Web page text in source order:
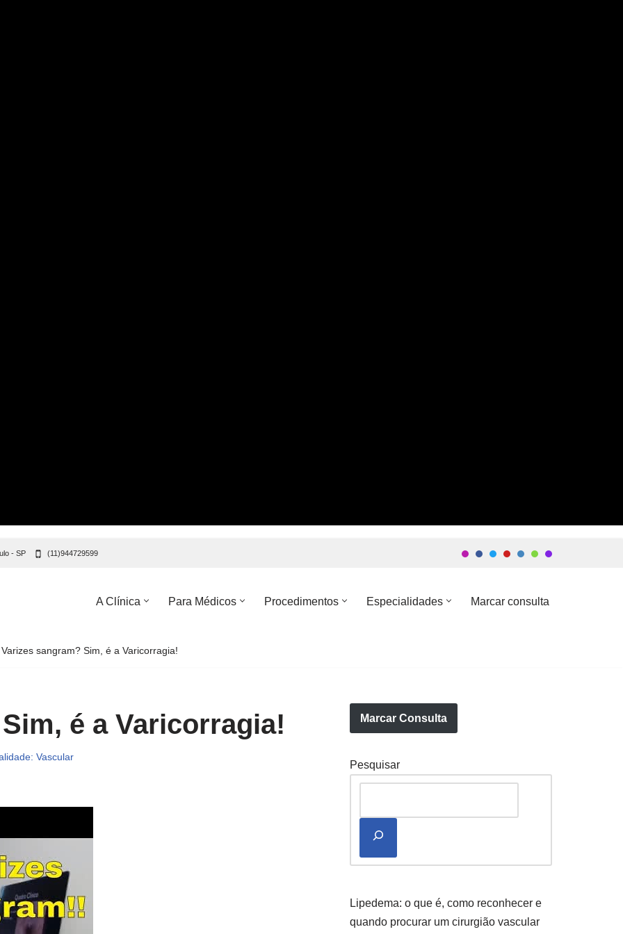
- SP (11)944729599
A Clínica Para Médicos Procedimentos Especialidades Marcar consulta
Varizes sangram? Sim, é a Varicorragia!
é a Varicorragia!
Vascular
Marcar Consulta
Pesquisar
Lipedema: o que é, como reconhecer e
quando procurar um cirurgião vascular